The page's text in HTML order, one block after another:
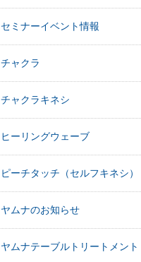
セミナーイベント情報
チャクラ
チャクラキネシ
ヒーリングウェーブ
ピーチタッチ（セルフキネシ）
ヤムナのお知らせ
ヤムナテーブルトリートメント